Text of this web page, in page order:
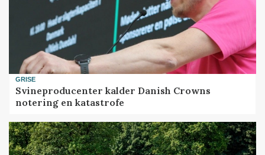
GRISE
Svineproducenter kalder Danish Crowns
notering en katastrofe